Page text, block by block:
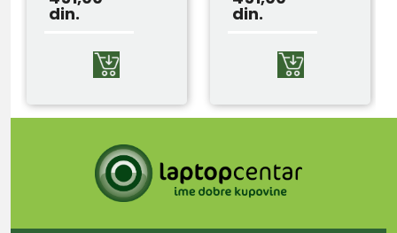
din. din.